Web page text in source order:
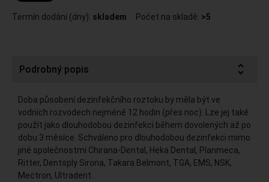
Termín dodání (dny): skladem Počet na skladě: >5
Podrobný popis
Doba působení dezinfekčního roztoku by měla být ve
vodních rozvodech nejméně 12 hodin (přes noc). Lze jej také
použít jako dlouhodobou dezinfekci během dovolených až po
dobu 3 měsíce. Schváleno pro dlouhodobou dezinfekci mimo
jiné společnostmi Chirana-Dental, Heka Dental, Planmeca,
Ritter, Dentsply Sirona, Takara Belmont, TGA, EMS, NSK,
Mectron, Ultradent.